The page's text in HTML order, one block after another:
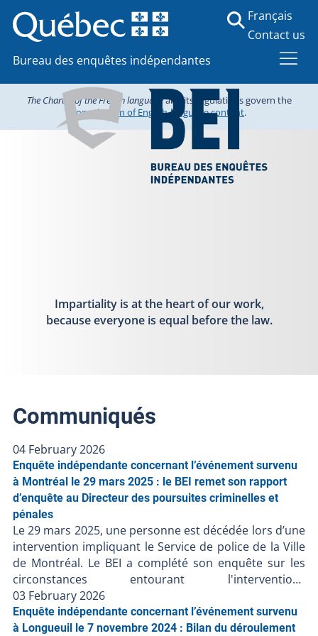
Bureau des enquêtes indépendantes
Français
Contact us
The Charter of the French languageand its regulations govern the
consultation of English-language content.
Impartiality is at the heart of our work,
because everyone is equal before the law.
Communiqués
04 February 2026
Enquête indépendante concernant l’événement survenu
à Montréal le 29 mars 2025 : le BEI remet son rapport
d’enquête au Directeur des poursuites criminelles et
pénales
Le 29 mars 2025, une personne est décédée lors d’une
intervention impliquant le Service de police de la Ville
de Montréal. Le BEI a complété son enquête sur les
circonstances entourant l'intervention.
Conformément à l’article 289.3.1 de la Loi sur la police,
le BEI a transmis son rapport au Directeur des
poursuites criminelles et pénales (DPCP) le 12 janvier
03 February 2026
Enquête indépendante concernant l’événement survenu
à Longueuil le 7 novembre 2024 : Bilan du déroulement